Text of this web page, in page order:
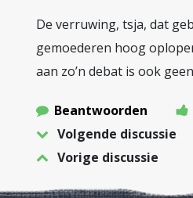
De verruwing, tsja, dat
gemoederen hoog
aan zo’n debat is ook
Beantwoorden
Volgende discussie
Vorige discussie